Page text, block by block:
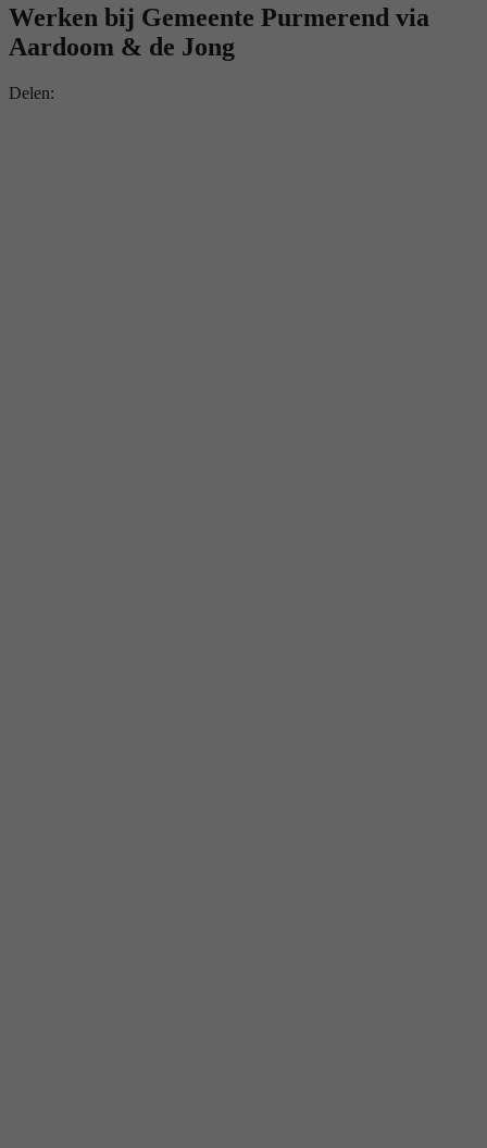
Werken bij Gemeente Purmerend via
Aardoom & de Jong
Delen: